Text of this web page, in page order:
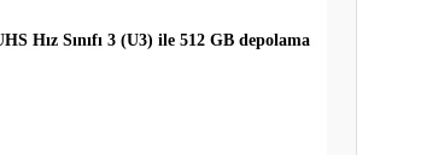
Hız Sınıfı 3 (U3) ile 512 GB depolama